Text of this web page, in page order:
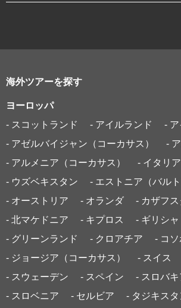
海外ツアーを探す
ヨーロッパ
- スコットランド
- アイルランド
-
- アゼルバイジャン（コーカサス）
-
- アルメニア（コーカサス）
- イタリア
- ウズベキスタン
- エストニア（バルト
- オーストリア
- オランダ
- カザフス
- 北マケドニア
- キプロス - ギリシャ
- グリーンランド
- クロアチア
- コソ
- ジョージア（コーカサス）
- スイス
- スウェーデン
- スペイン
- スロバキ
- スロベニア
- セルビア - タジキスタ